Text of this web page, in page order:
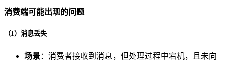
消费端可能出现的问题
（1）消息丢失
场景：消费者接收到消息，但处理过程中宕机，且未向